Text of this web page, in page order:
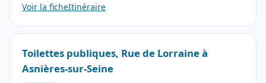
Voir la ficheItinéraire
Toilettes publiques, Rue de Lorraine à
Asnières-sur-Seine